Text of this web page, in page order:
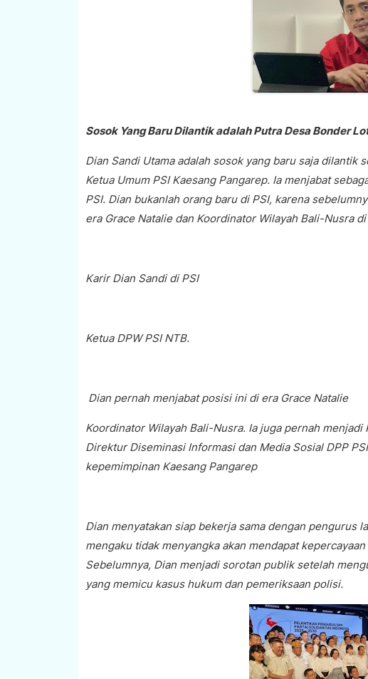
Sosok Yang Baru Dilantik adalah Putra Desa Bonder
Dian Sandi Utama adalah sosok yang baru saja
Ketua Umum PSI Kaesang Pangarep. Ia menjabat
PSI. Dian bukanlah orang baru di PSI, karena
era Grace Natalie dan Koordinator Wilayah Bali-Nusra
Karir Dian Sandi di PSI
Ketua DPW PSI NTB.
Dian pernah menjabat posisi ini di era Grace Natalie
Koordinator Wilayah Bali-Nusra. Ia juga pernah
Direktur Diseminasi Informasi dan Media Sosial DPP
kepemimpinan Kaesang Pangarep
Dian menyatakan siap bekerja sama dengan pengurus
mengaku tidak menyangka akan mendapat
Sebelumnya, Dian menjadi sorotan publik setelah
yang memicu kasus hukum dan pemeriksaan polisi.